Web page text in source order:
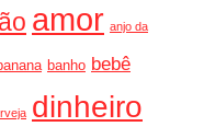
amor anjo da
banho bebê
dinheiro